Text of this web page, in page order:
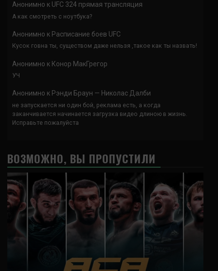
Анонимно к UFC 324 прямая трансляция
А как смотреть с ноутбука?
Анонимно к Расписание боев UFC
Кусок говна ты, существом даже нельзя ,такое как ты назвать!
Анонимно к Конор МакГрегор
УЧ
Анонимно к Рэнди Браун — Николас Далби
не запускается ни один бой, реклама есть, а когда
заканчивается начинается загрузка видео длиною в жизнь.
Исправьте пожалуйста
ВОЗМОЖНО, ВЫ ПРОПУСТИЛИ